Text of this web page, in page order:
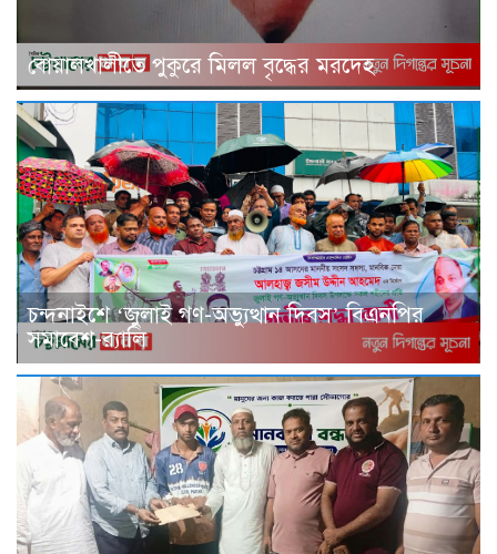
বোয়ালখালীতে পুকুরে মিলল বৃদ্ধের মরদেহ
চন্দনাইশে ‘জুলাই গণ-অভ্যুত্থান দিবস’ বিএনপির
সমাবেশ-র‌্যালি